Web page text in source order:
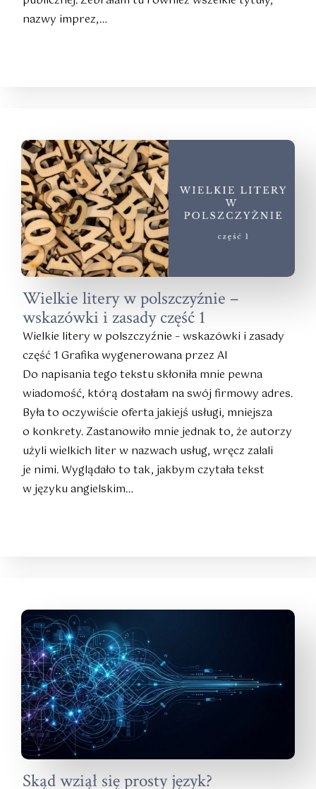
nazwy imprez,…
Wielkie litery w polszczyźnie –
wskazówki i zasady część 1
Wielkie litery w polszczyźnie – wskazówki i zasady
część 1 Grafika wygenerowana przez AI
Do napisania tego tekstu skłoniła mnie pewna
wiadomość, którą dostałam na swój firmowy adres.
Była to oczywiście oferta jakiejś usługi, mniejsza
o konkrety. Zastanowiło mnie jednak to, że autorzy
użyli wielkich liter w nazwach usług, wręcz zalali
je nimi. Wyglądało to tak, jakbym czytała tekst
w języku angielskim…
Skąd wziął się prosty język?